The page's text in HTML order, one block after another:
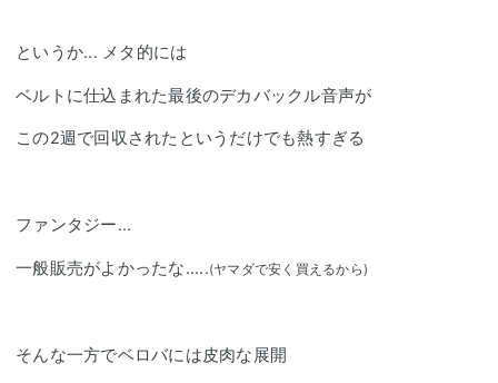
というか... メタ的には
ベルトに仕込まれた最後のデカバックル音声が
この2週で回収されたというだけでも熱すぎる
ファンタジー...
一般販売がよかったな.....(ヤマダで安く買えるから)
そんな一方でベロバには皮肉な展開